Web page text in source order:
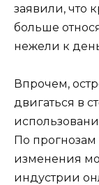
заявили, что
больше
нежели к
Впрочем,
двигаться в
По прогнозам
изменения
индустрии